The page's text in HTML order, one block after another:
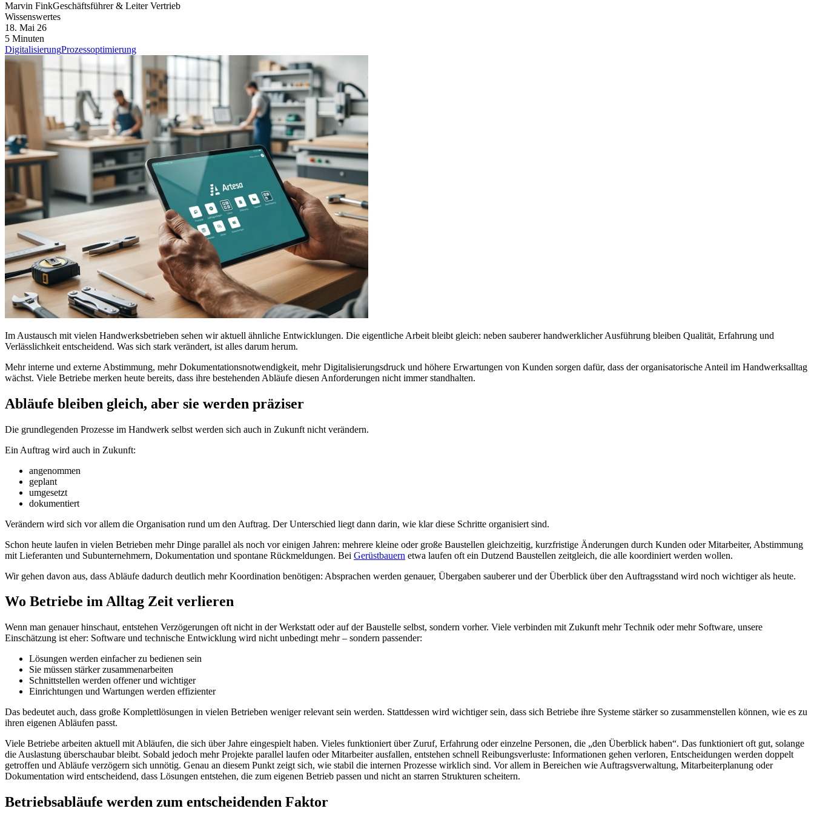
Marvin FinkGeschäftsführer & Leiter Vertrieb
Wissenswertes
18. Mai 26
5 Minuten
DigitalisierungProzessoptimierung
Im Austausch mit vielen Handwerksbetrieben sehen wir aktuell ähnliche Entwicklungen. Die eigentliche Arbeit bleibt gleich: neben sauberer handwerklicher Ausführung bleiben Qualität, Erfahrung und
Verlässlichkeit entscheidend. Was sich stark verändert, ist alles darum herum.
Mehr interne und externe Abstimmung, mehr Dokumentationsnotwendigkeit, mehr Digitalisierungsdruck und höhere Erwartungen von Kunden sorgen dafür, dass der organisatorische Anteil im Handwerksalltag
wächst. Viele Betriebe merken heute bereits, dass ihre bestehenden Abläufe diesen Anforderungen nicht immer standhalten.
Abläufe bleiben gleich, aber sie werden präziser
Die grundlegenden Prozesse im Handwerk selbst werden sich auch in Zukunft nicht verändern.
Ein Auftrag wird auch in Zukunft:
angenommen
geplant
umgesetzt
dokumentiert
Verändern wird sich vor allem die Organisation rund um den Auftrag. Der Unterschied liegt dann darin, wie klar diese Schritte organisiert sind.
Schon heute laufen in vielen Betrieben mehr Dinge parallel als noch vor einigen Jahren: mehrere kleine oder große Baustellen gleichzeitig, kurzfristige Änderungen durch Kunden oder Mitarbeiter, Abstimmung
mit Lieferanten und Subunternehmern, Dokumentation und spontane Rückmeldungen. Bei Gerüstbauern etwa laufen oft ein Dutzend Baustellen zeitgleich, die alle koordiniert werden wollen.
Wir gehen davon aus, dass Abläufe dadurch deutlich mehr Koordination benötigen: Absprachen werden genauer, Übergaben sauberer und der Überblick über den Auftragsstand wird noch wichtiger als heute.
Wo Betriebe im Alltag Zeit verlieren
Wenn man genauer hinschaut, entstehen Verzögerungen oft nicht in der Werkstatt oder auf der Baustelle selbst, sondern vorher. Viele verbinden mit Zukunft mehr Technik oder mehr Software, unsere
Einschätzung ist eher: Software und technische Entwicklung wird nicht unbedingt mehr – sondern passender:
Lösungen werden einfacher zu bedienen sein
Sie müssen stärker zusammenarbeiten
Schnittstellen werden offener und wichtiger
Einrichtungen und Wartungen werden effizienter
Das bedeutet auch, dass große Komplettlösungen in vielen Betrieben weniger relevant sein werden. Stattdessen wird wichtiger sein, dass sich Betriebe ihre Systeme stärker so zusammenstellen können, wie es zu
ihren eigenen Abläufen passt.
Viele Betriebe arbeiten aktuell mit Abläufen, die sich über Jahre eingespielt haben. Vieles funktioniert über Zuruf, Erfahrung oder einzelne Personen, die „den Überblick haben“. Das funktioniert oft gut, solange
die Auslastung überschaubar bleibt. Sobald jedoch mehr Projekte parallel laufen oder Mitarbeiter ausfallen, entstehen schnell Reibungsverluste: Informationen gehen verloren, Entscheidungen werden doppelt
getroffen und Abläufe verzögern sich unnötig. Genau an diesem Punkt zeigt sich, wie stabil die internen Prozesse wirklich sind. Vor allem in Bereichen wie Auftragsverwaltung, Mitarbeiterplanung oder
Dokumentation wird entscheidend, dass Lösungen entstehen, die zum eigenen Betrieb passen und nicht an starren Strukturen scheitern.
Betriebsabläufe werden zum entscheidenden Faktor